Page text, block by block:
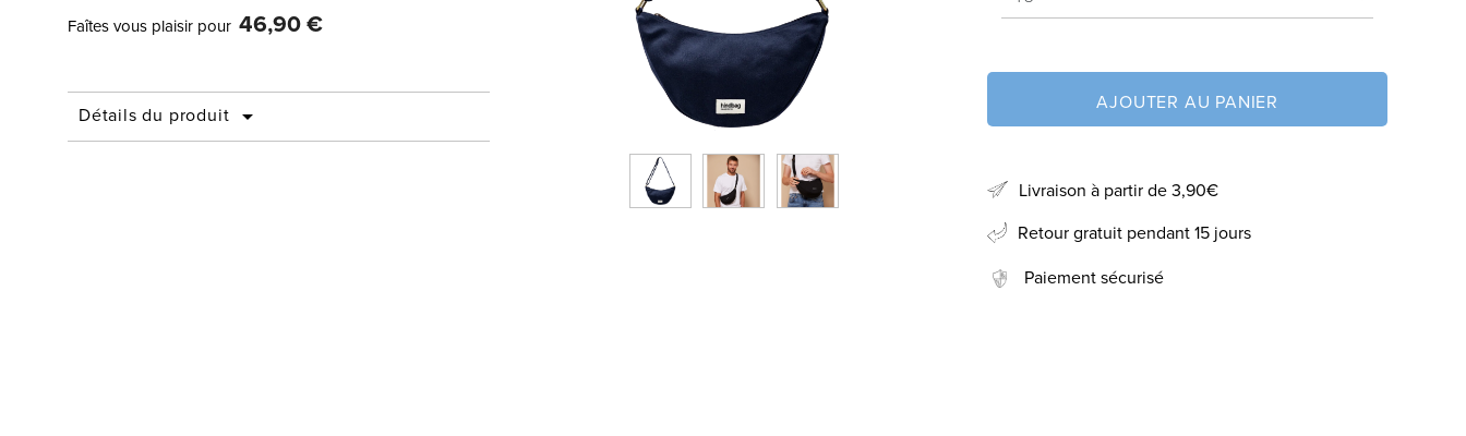
Faîtes vous plaisir pour 46,90 €
Détails du produit 
AJOUTER AU PANIER
Livraison à partir de 3,90€
Retour gratuit pendant 15 jours
Paiement sécurisé